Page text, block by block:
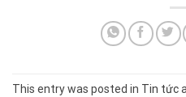
This entry was posted in Tin tức